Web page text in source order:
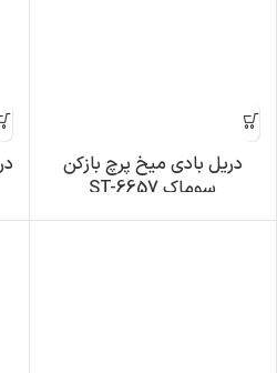
دریل بادی میخ پرچ بازکن
سوماک ST-6657